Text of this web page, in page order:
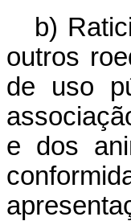
b)
outros
de uso
e dos